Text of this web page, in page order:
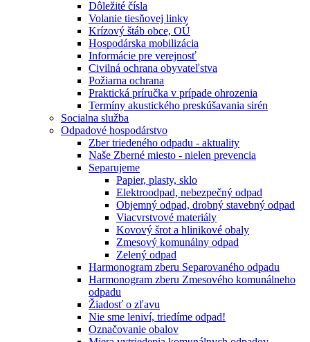
Dôležité čísla
Volanie tiesňovej linky
Krízový štáb obce, OÚ
Hospodárska mobilizácia
Informácie pre verejnosť
Civilná ochrana obyvateľstva
Požiarna ochrana
Praktická príručka v prípade ohrozenia
Termíny akustického preskúšavania sirén
Socialna služba
Odpadové hospodárstvo
Zber triedeného odpadu - aktuality
Naše Zberné miesto - nielen prevencia
Separujeme
Papier, plasty, sklo
Elektroodpad, nebezpečný odpad
Objemný odpad, drobný stavebný odpad
Viacvrstvové materiály
Kovový šrot a hlinikové obaly
Zmesový komunálny odpad
Zelený odpad
Harmonogram zberu Separovaného odpadu
Harmonogram zberu Zmesového komunálneho
odpadu
Žiadosť o zľavu
Nie sme leniví, triedíme odpad!
Označovanie obalov